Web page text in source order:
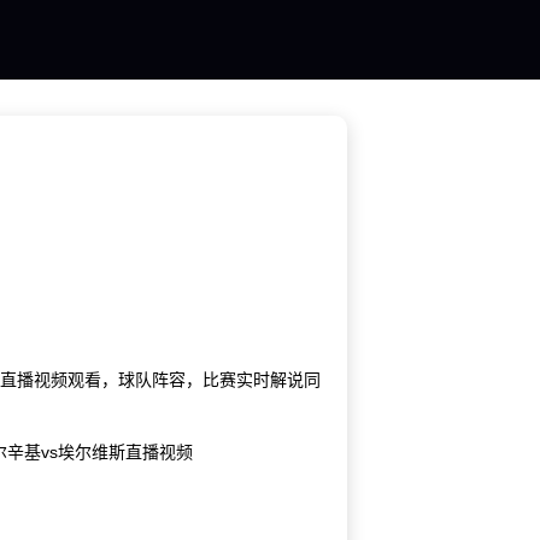
播视频观看，球队阵容，比赛实时解说同
基vs埃尔维斯直播视频